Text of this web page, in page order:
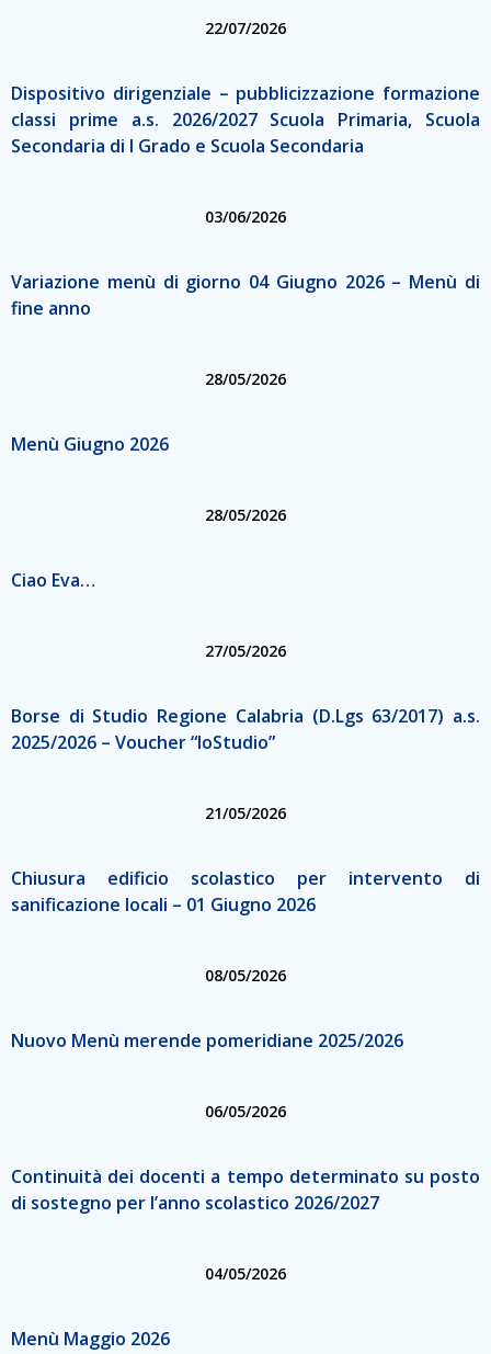
22/07/2026
Dispositivo dirigenziale – pubblicizzazione formazione
classi prime a.s. 2026/2027 Scuola Primaria, Scuola
Secondaria di I Grado e Scuola Secondaria
03/06/2026
Variazione menù di giorno 04 Giugno 2026 – Menù di
fine anno
28/05/2026
Menù Giugno 2026
28/05/2026
Ciao Eva…
27/05/2026
Borse di Studio Regione Calabria (D.Lgs 63/2017) a.s.
2025/2026 – Voucher “IoStudio”
21/05/2026
Chiusura edificio scolastico per intervento di
sanificazione locali – 01 Giugno 2026
08/05/2026
Nuovo Menù merende pomeridiane 2025/2026
06/05/2026
Continuità dei docenti a tempo determinato su posto
di sostegno per l’anno scolastico 2026/2027
04/05/2026
Menù Maggio 2026